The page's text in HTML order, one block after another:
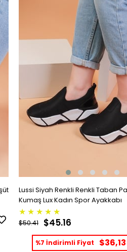
Lussi Siyah Renkli Renkli Taban
Kumaş Lux Kadın Spor Ayakkabı
★ ★ ★ ★ ★
$45.16
$50.41
%7 İndirimli Fiyat $36,13